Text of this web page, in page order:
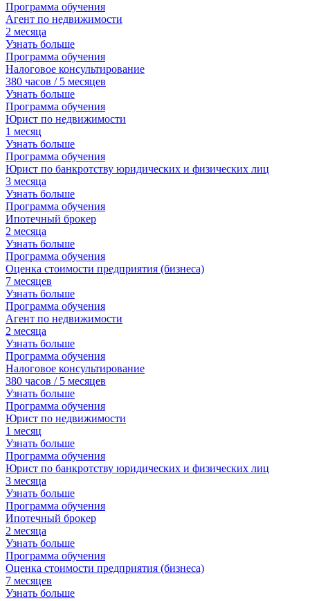
Программа обучения
Агент по недвижимости
2 месяца
Узнать больше
Программа обучения
Налоговое консультирование
380 часов / 5 месяцев
Узнать больше
Программа обучения
Юрист по недвижимости
1 месяц
Узнать больше
Программа обучения
Юрист по банкротству юридических и физических лиц
3 месяца
Узнать больше
Программа обучения
Ипотечный брокер
2 месяца
Узнать больше
Программа обучения
Оценка стоимости предприятия (бизнеса)
7 месяцев
Узнать больше
Программа обучения
Агент по недвижимости
2 месяца
Узнать больше
Программа обучения
Налоговое консультирование
380 часов / 5 месяцев
Узнать больше
Программа обучения
Юрист по недвижимости
1 месяц
Узнать больше
Программа обучения
Юрист по банкротству юридических и физических лиц
3 месяца
Узнать больше
Программа обучения
Ипотечный брокер
2 месяца
Узнать больше
Программа обучения
Оценка стоимости предприятия (бизнеса)
7 месяцев
Узнать больше